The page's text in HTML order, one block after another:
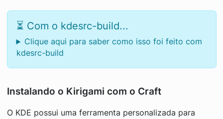
⏳ Com o kdesrc-build...
Clique aqui para saber como isso foi feito com
kdesrc-build
Instalando o Kirigami com o Craft
O KDE possui uma ferramenta personalizada para